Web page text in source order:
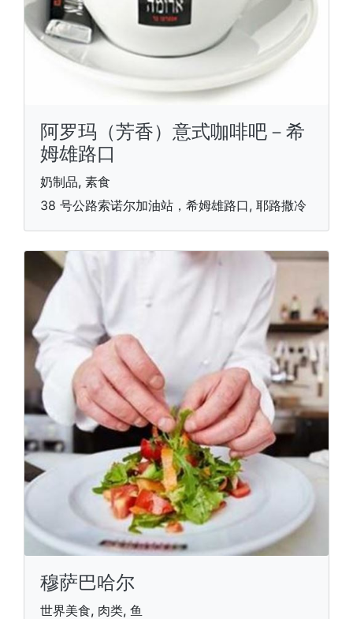
阿罗玛（芳香）意式咖啡吧－希
姆雄路口
奶制品, 素食
38 号公路索诺尔加油站，希姆雄路口, 耶路撒冷
穆萨巴哈尔
世界美食, 肉类, 鱼